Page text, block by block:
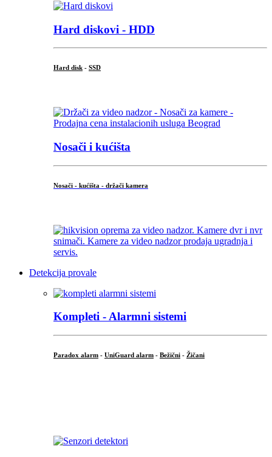
Hard diskovi - HDD
Hard disk - SSD
Nosači i kućišta
Nosači - kućišta - držači kamera
Detekcija provale
Kompleti - Alarmni sistemi
Paradox alarm - UniGuard alarm - Bežični - Žičani